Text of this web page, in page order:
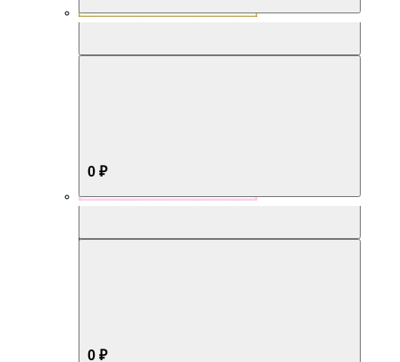
0 ₽
0 ₽